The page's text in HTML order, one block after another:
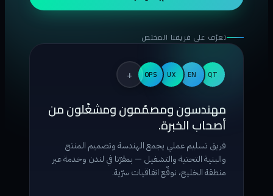
تعرّف على فريقنا المختص
QT
EN
UX
OPS
+
مهندسون ومصمّمون ومشغّلون من
أصحاب الخبرة.
فريق تسليم عملي يجمع الهندسة وتصميم المنتج
والبنية التحتية والتشغيل — بمقرّنا في لندن وخدمة عبر
منطقة الخليج، نوقّع اتفاقيات سرّية.